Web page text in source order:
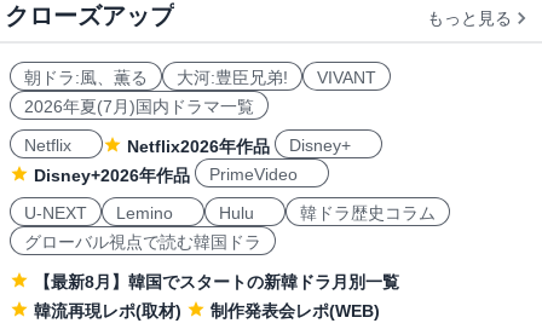
クローズアップ もっと見る
朝ドラ:風、薫る 大河:豊臣兄弟!
VIVANT
2026年夏(7月)国内ドラマ一覧
Netflix
Netflix2026年作品
Disney+
Disney+2026年作品
PrimeVideo
U-NEXT
Lemino Hulu
韓ドラ歴史コラム
グローバル視点で読む韓国ドラ
【最新8月】韓国でスタートの新韓ドラ月別一覧
韓流再現レポ(取材)
制作発表会レポ(WEB)